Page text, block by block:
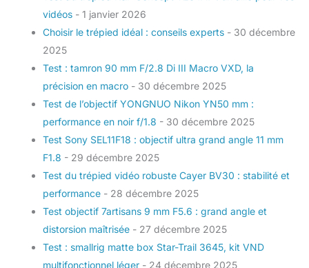
vidéos - 1 janvier 2026
Choisir le trépied idéal : conseils experts - 30 décembre
2025
Test : tamron 90 mm F/2.8 Di III Macro VXD, la
précision en macro - 30 décembre 2025
Test de l’objectif YONGNUO Nikon YN50 mm :
performance en noir f/1.8 - 30 décembre 2025
Test Sony SEL11F18 : objectif ultra grand angle 11 mm
F1.8 - 29 décembre 2025
Test du trépied vidéo robuste Cayer BV30 : stabilité et
performance - 28 décembre 2025
Test objectif 7artisans 9 mm F5.6 : grand angle et
distorsion maîtrisée - 27 décembre 2025
Test : smallrig matte box Star-Trail 3645, kit VND
multifonctionnel léger - 24 décembre 2025